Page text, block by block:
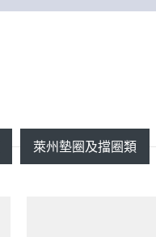
萊州墊圈及擋圈類